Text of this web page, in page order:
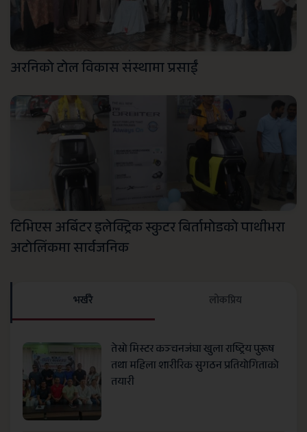
अरनिको टोल विकास संस्थामा प्रसाईं
टिभिएस अर्बिटर इलेक्ट्रिक स्कुटर बिर्तामोडको पाथीभरा
अटोलिंकमा सार्वजनिक
भर्खरै लाेकप्रिय
तेस्रो मिस्टर कञ्चनजंघा खुला राष्ट्रिय पुरूष
तथा महिला शारीरिक सुगठन प्रतियोगिताको
तयारी